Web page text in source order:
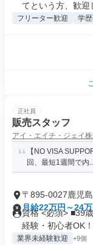
てという方、歓迎
フリーター歓迎 学
正社員
販売スタッフ
アイ・エイチ・ジェイ
【NO VISA
回、最短1週間で内
〒895-0027鹿児
月給22万円～24
資格 <必須> ■39
経験・初心者OK！
業界未経験歓迎 +9個